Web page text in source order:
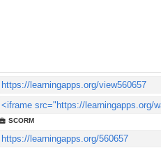
SCORM